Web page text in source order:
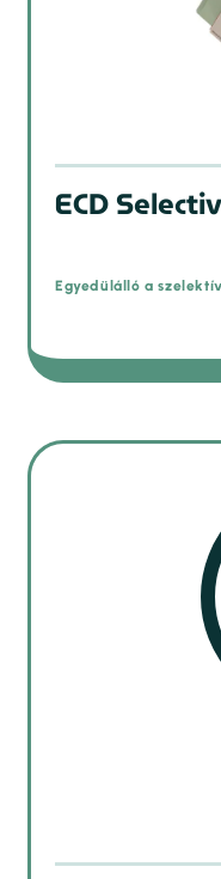
ECD
Egyedülálló a